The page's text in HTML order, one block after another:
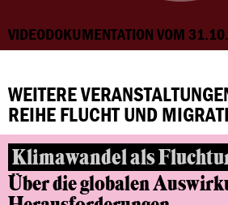
VIDEODOKUMENTATION VOM
WEITERE
REIHE FLUCHT UND
Klimawandel als
Über die globalen